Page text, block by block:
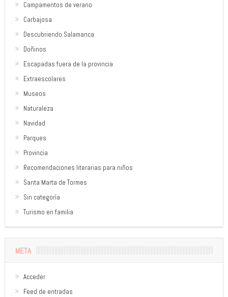
Campamentos de verano
Carbajosa
Descubriendo Salamanca
Doñinos
Escapadas fuera de la provincia
Extraescolares
Museos
Naturaleza
Navidad
Parques
Provincia
Recomendaciones literarias para niños
Santa Marta de Tormes
Sin categoría
Turismo en familia
META
Acceder
Feed de entradas